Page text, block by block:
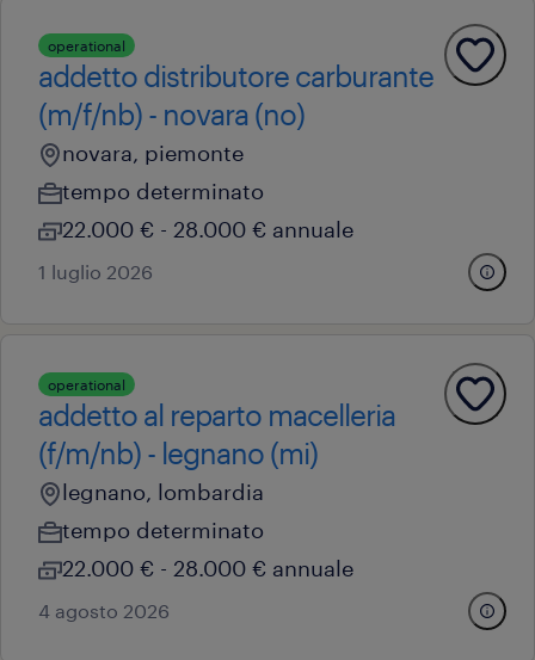
operational
addetto distributore carburante
(m/f/nb) - novara (no)
novara, piemonte
tempo determinato
22.000 € - 28.000 € annuale
1 luglio 2026
operational
addetto al reparto macelleria
(f/m/nb) - legnano (mi)
legnano, lombardia
tempo determinato
22.000 € - 28.000 € annuale
4 agosto 2026